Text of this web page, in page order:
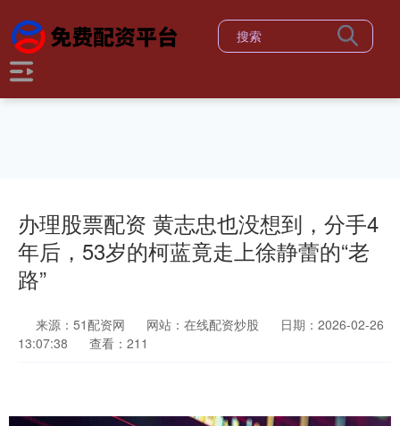
办理股票配资 黄志忠也没想到，分手4
年后，53岁的柯蓝竟走上徐静蕾的“老
路”
来源：51配资网 网站：在线配资炒股
日期：2026-02-26
13:07:38
查看：211